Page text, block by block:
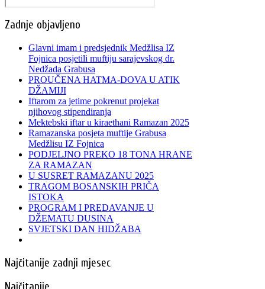
Zadnje objavljeno
Glavni imam i predsjednik Medžlisa IZ
Fojnica posjetili muftiju sarajevskog dr.
Nedžada Grabusa
PROUČENA HATMA-DOVA U ATIK
DŽAMIJI
Iftarom za jetime pokrenut projekat
njihovog stipendiranja
Mektebski iftar u kiraethani Ramazan 2025
Ramazanska posjeta muftije Grabusa
Medžlisu IZ Fojnica
PODJELJNO PREKO 18 TONA HRANE
ZA RAMAZAN
U SUSRET RAMAZANU 2025
TRAGOM BOSANSKIH PRIČA
ISTOKA
PROGRAM I PREDAVANJE U
DŽEMATU DUSINA
SVJETSKI DAN HIDŽABA
Najčitanije zadnji mjesec